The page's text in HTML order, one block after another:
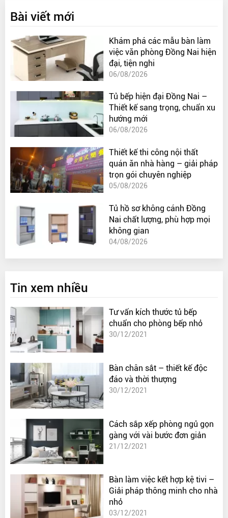
Bài viết mới
Khám phá các mẫu bàn làm
việc văn phòng Đồng Nai hiện
đại, tiện nghi
06/08/2026
Tủ bếp hiện đại Đồng Nai –
Thiết kế sang trọng, chuẩn xu
hướng mới
06/08/2026
Thiết kế thi công nội thất
quán ăn nhà hàng – giải pháp
trọn gói chuyên nghiệp
05/08/2026
Tủ hồ sơ không cánh Đồng
Nai chất lượng, phù hợp mọi
không gian
04/08/2026
Tin xem nhiều
Tư vấn kích thước tủ bếp
chuẩn cho phòng bếp nhỏ
30/12/2021
Bàn chân sắt – thiết kế độc
đáo và thời thượng
30/12/2021
Cách sắp xếp phòng ngủ gọn
gàng với vài bước đơn giản
21/12/2021
Bàn làm việc kết hợp kệ tivi –
Giải pháp thông minh cho nhà
nhỏ
03/12/2021